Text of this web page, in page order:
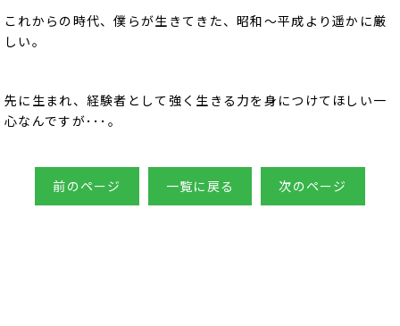
これからの時代、僕らが生きてきた、昭和〜平成より遥かに厳
しい。
先に生まれ、経験者として強く生きる力を身につけてほしい一
心なんですが･･･。
前のページ 一覧に戻る 次のページ